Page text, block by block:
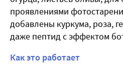
проявлениями
добавлены куркума, роза,
даже пептид с эффектом
Как это работает